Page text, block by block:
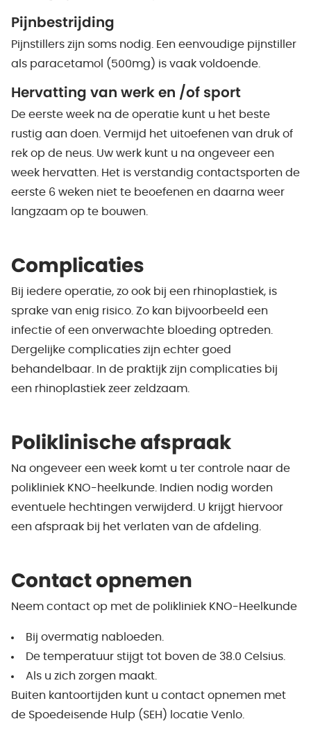
Pijnbestrijding
Pijnstillers zijn soms nodig. Een eenvoudige pijnstiller
als paracetamol (500mg) is vaak voldoende.
Hervatting van werk en /of sport
De eerste week na de operatie kunt u het beste
rustig aan doen. Vermijd het uitoefenen van druk of
rek op de neus. Uw werk kunt u na ongeveer een
week hervatten. Het is verstandig contactsporten de
eerste 6 weken niet te beoefenen en daarna weer
langzaam op te bouwen.
Complicaties
Bij iedere operatie, zo ook bij een rhinoplastiek, is
sprake van enig risico. Zo kan bijvoorbeeld een
infectie of een onverwachte bloeding optreden.
Dergelijke complicaties zijn echter goed
behandelbaar. In de praktijk zijn complicaties bij
een rhinoplastiek zeer zeldzaam.
Poliklinische afspraak
Na ongeveer een week komt u ter controle naar de
polikliniek KNO-heelkunde. Indien nodig worden
eventuele hechtingen verwijderd. U krijgt hiervoor
een afspraak bij het verlaten van de afdeling.
Contact opnemen
Neem contact op met de polikliniek KNO-Heelkunde
Bij overmatig nabloeden.
De temperatuur stijgt tot boven de 38.0 Celsius.
Als u zich zorgen maakt.
Buiten kantoortijden kunt u contact opnemen met
de Spoedeisende Hulp (SEH) locatie Venlo.